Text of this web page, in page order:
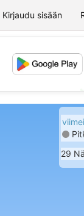
Kirjaudu sisään
29